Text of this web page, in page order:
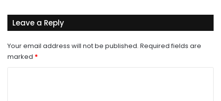
Leave a Reply
Your email address will not be published. Required fields are
marked *